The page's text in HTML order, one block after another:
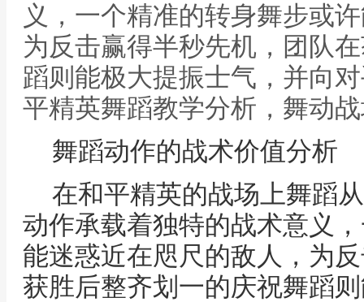
义，一个精准的转身舞步或
为反击赢得半秒先机，团队
蹈则能极大提振士气，并向
平精英舞蹈教学分析，舞动
舞蹈动作的战术价值分析
在和平精英的战场上舞蹈
动作承载着独特的战术意义
能迷惑近在咫尺的敌人，为
获胜后整齐划一的庆祝舞蹈